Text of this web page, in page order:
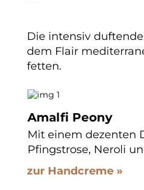
Die intensiv
dem Flair
fetten.
Amalfi Peony
Mit einem dezenten
Pfingstrose, Neroli
zur Handcreme »